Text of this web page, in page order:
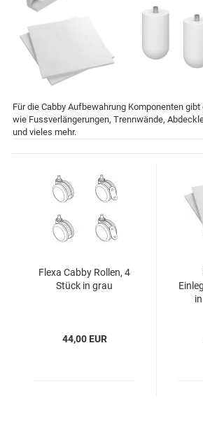
Für die Cabby Aufbewahrung Komponenten
wie Fussverlängerungen, Trennwände,
und vieles mehr.
Flexa Cabby Rollen, 4
Stück in grau
44,00 EUR